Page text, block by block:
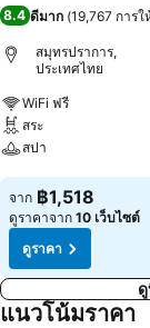
8.4 ดีมาก (19,767 การใ
สมุทรปราการ,
ประเทศไทย
WiFi ฟรี
สระ
สปา
ดูราคา
จาก ฿1,518
ดูราคาจาก 10 เว็บไซต์
ดูราคา
แนวโน้มราคา